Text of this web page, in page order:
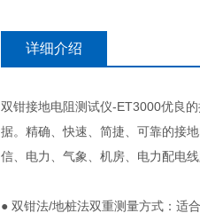
详细介绍
双钳接地电阻测试仪-ET3000优良
据。精确、快速、简捷、可靠的接
信、电力、气象、机房、电力配电
● 双钳法/地桩法双重测量方式：适